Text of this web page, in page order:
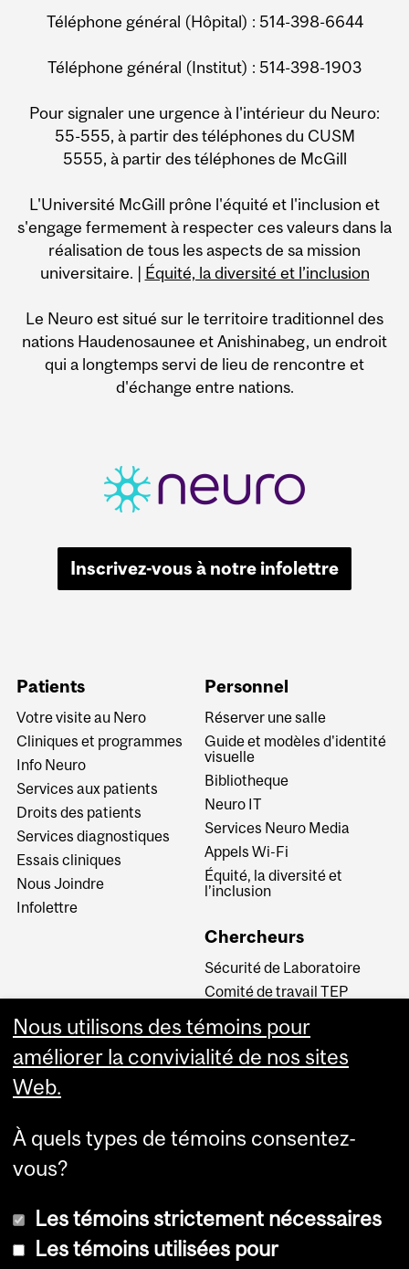
Téléphone général (Hôpital) : 514-398-6644
Téléphone général (Institut) : 514-398-1903
Pour signaler une urgence à l'intérieur du Neuro:
55-555, à partir des téléphones du CUSM
5555, à partir des téléphones de McGill
L'Université McGill prône l'équité et l'inclusion et
s'engage fermement à respecter ces valeurs dans la
réalisation de tous les aspects de sa mission
universitaire. | Équité, la diversité et l’inclusion
Le Neuro est situé sur le territoire traditionnel des
nations Haudenosaunee et Anishinabeg, un endroit
qui a longtemps servi de lieu de rencontre et
d'échange entre nations.
Inscrivez-vous à notre infolettre
Patients
Votre visite au Nero
Cliniques et programmes
Info Neuro
Services aux patients
Droits des patients
Services diagnostiques
Essais cliniques
Nous Joindre
Infolettre
Personnel
Réserver une salle
Guide et modèles d'identité
visuelle
Bibliotheque
Neuro IT
Services Neuro Media
Appels Wi-Fi
Équité, la diversité et
l’inclusion
Chercheurs
Sécurité de Laboratoire
Comité de travail TEP
Comité d’éthique de la
recherche du CUSM
Carrière au Neuro
Nous utilisons des témoins pour
améliorer la convivialité de nos sites
Web.
À quels types de témoins consentez-
vous?
Les témoins strictement nécessaires
Les témoins utilisées pour